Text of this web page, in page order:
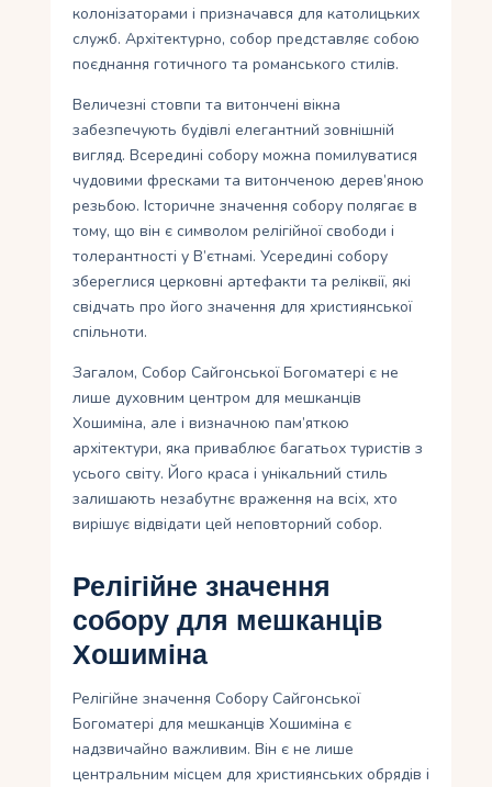
колонізаторами і призначався для католицьких
служб. Архітектурно, собор представляє собою
поєднання готичного та романського стилів.
Величезні стовпи та витончені вікна
забезпечують будівлі елегантний зовнішній
вигляд. Всередині собору можна помилуватися
чудовими фресками та витонченою дерев’яною
резьбою. Історичне значення собору полягає в
тому, що він є символом релігійної свободи і
толерантності у В’єтнамі. Усередині собору
збереглися церковні артефакти та реліквії, які
свідчать про його значення для християнської
спільноти.
Загалом, Собор Сайгонської Богоматері є не
лише духовним центром для мешканців
Хошиміна, але і визначною пам’яткою
архітектури, яка приваблює багатьох туристів з
усього світу. Його краса і унікальний стиль
залишають незабутнє враження на всіх, хто
вирішує відвідати цей неповторний собор.
Релігійне значення
собору для мешканців
Хошиміна
Релігійне значення Собору Сайгонської
Богоматері для мешканців Хошиміна є
надзвичайно важливим. Він є не лише
центральним місцем для християнських обрядів і